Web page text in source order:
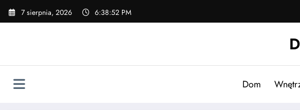
Skip
7 sierpnia, 2026 6:38:53 PM
Dom